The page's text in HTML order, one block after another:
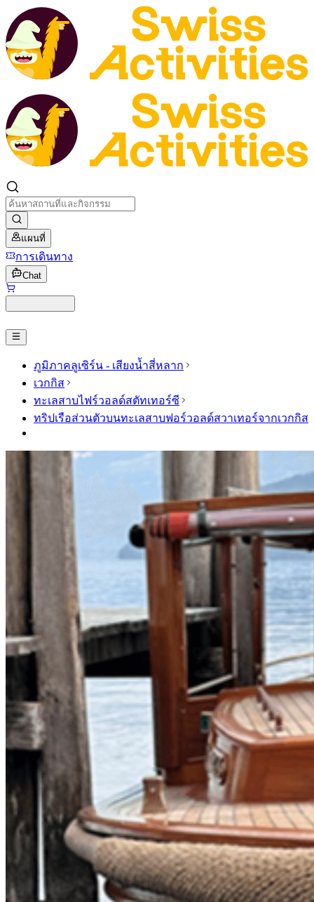
แผนที่
การเดินทาง
Chat
ภูมิภาคลูเซิร์น - เสียงน้ำสี่หลาก
เวกกิส
ทะเลสาบไฟร์วอลด์สตัทเทอร์ซี
ทริปเรือส่วนตัวบนทะเลสาบฟอร์วอลด์สวาเทอร์จากเวกกิส